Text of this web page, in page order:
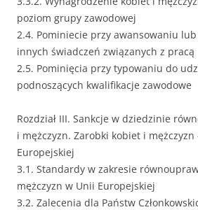
poziom grupy zawodowej
2.4. Pominiecie przy awansowaniu
innych świadczeń związanych z pracą
2.5. Pominięcia przy typowaniu do
podnoszących kwalifikacje zawodowe
Rozdział III. Sankcje w dziedzinie
i mężczyzn. Zarobki kobiet i
Europejskiej
3.1. Standardy w zakresie
mężczyzn w Unii Europejskiej
3.2. Zalecenia dla Państw